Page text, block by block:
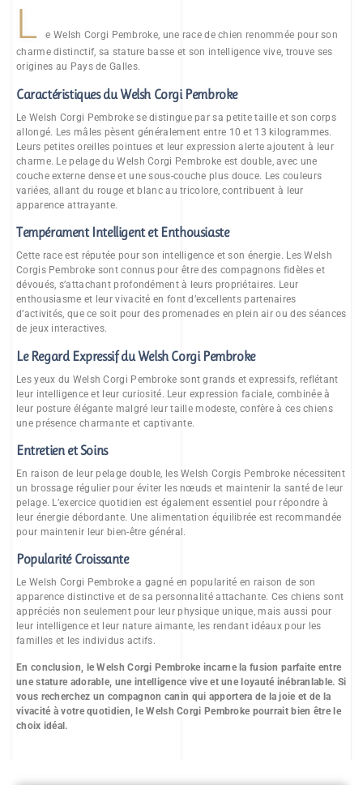
L
e Welsh Corgi Pembroke, une race de chien renommée pour son
charme distinctif, sa stature basse et son intelligence vive, trouve ses
origines au Pays de Galles.
Caractéristiques du Welsh Corgi Pembroke
Le Welsh Corgi Pembroke se distingue par sa petite taille et son corps
allongé. Les mâles pèsent généralement entre 10 et 13 kilogrammes.
Leurs petites oreilles pointues et leur expression alerte ajoutent à leur
charme. Le pelage du Welsh Corgi Pembroke est double, avec une
couche externe dense et une sous-couche plus douce. Les couleurs
variées, allant du rouge et blanc au tricolore, contribuent à leur
apparence attrayante.
Tempérament Intelligent et Enthousiaste
Cette race est réputée pour son intelligence et son énergie. Les Welsh
Corgis Pembroke sont connus pour être des compagnons fidèles et
dévoués, s’attachant profondément à leurs propriétaires. Leur
enthousiasme et leur vivacité en font d’excellents partenaires
d’activités, que ce soit pour des promenades en plein air ou des séances
de jeux interactives.
Le Regard Expressif du Welsh Corgi Pembroke
Les yeux du Welsh Corgi Pembroke sont grands et expressifs, reflétant
leur intelligence et leur curiosité. Leur expression faciale, combinée à
leur posture élégante malgré leur taille modeste, confère à ces chiens
une présence charmante et captivante.
Entretien et Soins
En raison de leur pelage double, les Welsh Corgis Pembroke nécessitent
un brossage régulier pour éviter les nœuds et maintenir la santé de leur
pelage. L’exercice quotidien est également essentiel pour répondre à
leur énergie débordante. Une alimentation équilibrée est recommandée
pour maintenir leur bien-être général.
Popularité Croissante
Le Welsh Corgi Pembroke a gagné en popularité en raison de son
apparence distinctive et de sa personnalité attachante. Ces chiens sont
appréciés non seulement pour leur physique unique, mais aussi pour
leur intelligence et leur nature aimante, les rendant idéaux pour les
familles et les individus actifs.
En conclusion, le Welsh Corgi Pembroke incarne la fusion parfaite entre
une stature adorable, une intelligence vive et une loyauté inébranlable. Si
vous recherchez un compagnon canin qui apportera de la joie et de la
vivacité à votre quotidien, le Welsh Corgi Pembroke pourrait bien être le
choix idéal.